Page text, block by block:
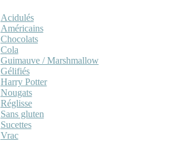
Acidulés
Américains
Chocolats
Cola
Guimauve / Marshmallow
Gélifiés
Harry Potter
Nougats
Réglisse
Sans gluten
Sucettes
Vrac